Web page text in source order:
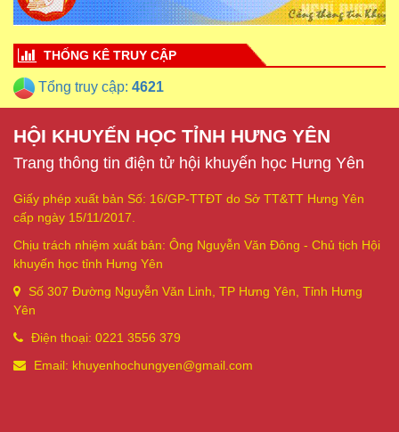
THỐNG KÊ TRUY CẬP
Tổng truy cập: 4621
HỘI KHUYẾN HỌC TỈNH HƯNG YÊN
Trang thông tin điện tử hội khuyến học Hưng Yên
Giấy phép xuất bản Số: 16/GP-TTĐT do Sở TT&TT Hưng Yên
cấp ngày 15/11/2017.
Chịu trách nhiệm xuất bản: Ông Nguyễn Văn Đông - Chủ tịch Hội
khuyến học tỉnh Hưng Yên
Số 307 Đường Nguyễn Văn Linh, TP Hưng Yên, Tỉnh Hưng
Yên
Điện thoại: 0221 3556 379
Email: khuyenhochungyen@gmail.com